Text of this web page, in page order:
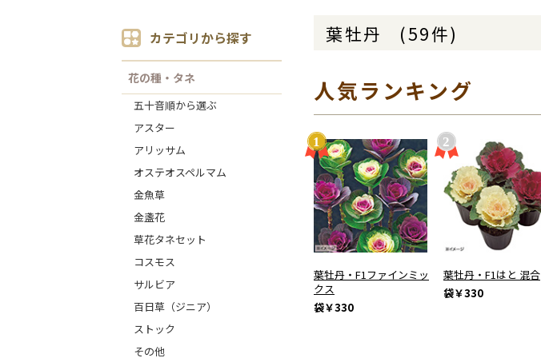
カテゴリから探す
花の種・タネ
五十音順から選ぶ
アスター
アリッサム
オステオスペルマム
金魚草
金盞花
草花タネセット
コスモス
サルビア
百日草（ジニア）
ストック
その他
葉牡丹 (59件)
人気ランキング
葉牡丹・F1ファインミッ
クス
袋￥330
葉牡丹・F1はと 混合
袋￥330